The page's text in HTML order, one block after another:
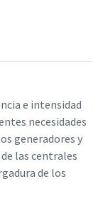
e intensidad
necesidades
generadores y
las centrales
de los